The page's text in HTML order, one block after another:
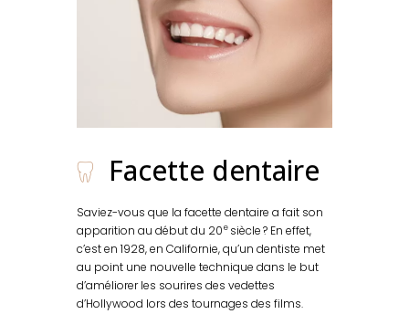
Facette dentaire
Saviez-vous que la facette dentaire a fait son
apparition au début du 20e siècle ? En effet,
c’est en 1928, en Californie, qu’un dentiste met
au point une nouvelle technique dans le but
d’améliorer les sourires des vedettes
d’Hollywood lors des tournages des films.